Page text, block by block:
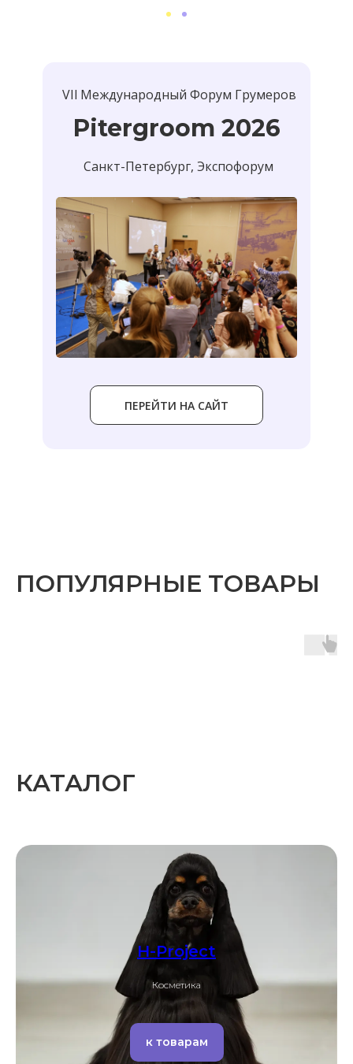
Pitergroom 2026
ПЕРЕЙТИ НА САЙТ
VIl Международный Форум Грумеров
Санкт-Петербург, Экспофорум
ПОПУЛЯРНЫЕ ТОВАРЫ
КАТАЛОГ
H-Project
Косметика
к товарам